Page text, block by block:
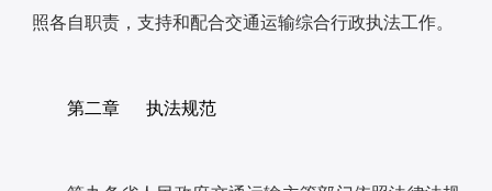
照各自职责，支持和配合交通运输综合行政执法工作。
第二章 执法规范